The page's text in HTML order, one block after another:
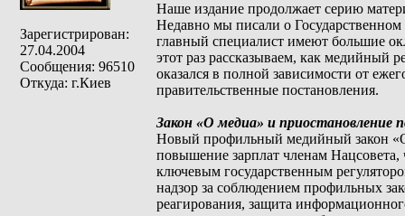
Зарегистрирован:
27.04.2004
Сообщения: 96510
Откуда: г.Киев
Наше издание продолжает серию
Недавно мы писали о
главный специалист имеют большие
этот раз рассказываем, как
оказался в полной зависимости от
правительственные постановления.
Закон «О медиа» и приостановление
Новый профильный медийный закон
повышение зарплат членам Нацсовета,
ключевым государственным
надзор за соблюдением профильных
реагирования, защита